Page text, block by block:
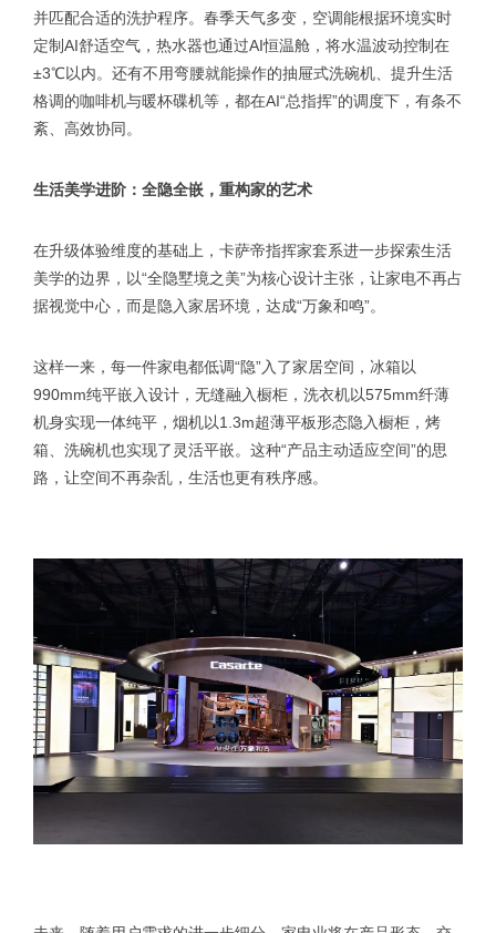
并匹配合适的洗护程序。春季天气多变，空调能根据环境实时
定制AI舒适空气，热水器也通过AI恒温舱，将水温波动控制在
±3℃以内。还有不用弯腰就能操作的抽屉式洗碗机、提升生活
格调的咖啡机与暖杯碟机等，都在AI“总指挥”的调度下，有条不
紊、高效协同。
生活美学进阶：全隐全嵌，重构家的艺术
在升级体验维度的基础上，卡萨帝指挥家套系进一步探索生活
美学的边界，以“全隐墅境之美”为核心设计主张，让家电不再占
据视觉中心，而是隐入家居环境，达成“万象和鸣”。
这样一来，每一件家电都低调“隐”入了家居空间，冰箱以
990mm纯平嵌入设计，无缝融入橱柜，洗衣机以575mm纤薄
机身实现一体纯平，烟机以1.3m超薄平板形态隐入橱柜，烤
箱、洗碗机也实现了灵活平嵌。这种“产品主动适应空间”的思
路，让空间不再杂乱，生活也更有秩序感。